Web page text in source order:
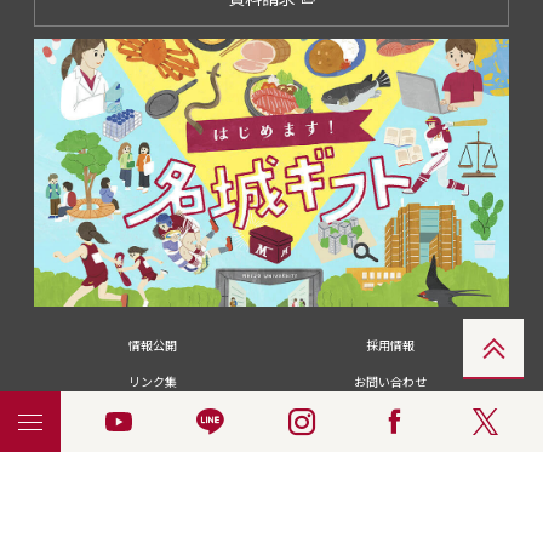
情報公開
採用情報
リンク集
お問い合わせ
メディアの皆さま
卒業生の皆さま